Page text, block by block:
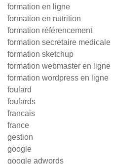
formation en ligne
formation en nutrition
formation référencement
formation secretaire medicale
formation sketchup
formation webmaster en ligne
formation wordpress en ligne
foulard
foulards
francais
france
gestion
google
google adwords